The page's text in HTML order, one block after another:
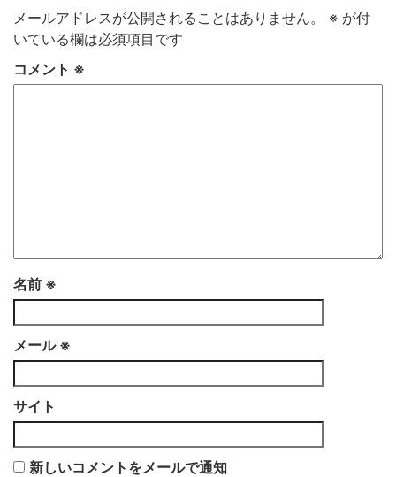
メールアドレスが公開されることはありません。 ※ が付
いている欄は必須項目です
コメント ※
名前 ※
メール ※
サイト
新しいコメントをメールで通知